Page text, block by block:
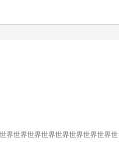
界世界世界世界世界世界世界世界